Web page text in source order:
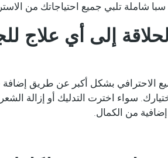
تلبي جميع احتياجاتك من
إلى أي علاج
الاحترافي بشكل أكبر عن طريق إضافة
سواء اخترت التدليك أو إزالة
من الكمال.